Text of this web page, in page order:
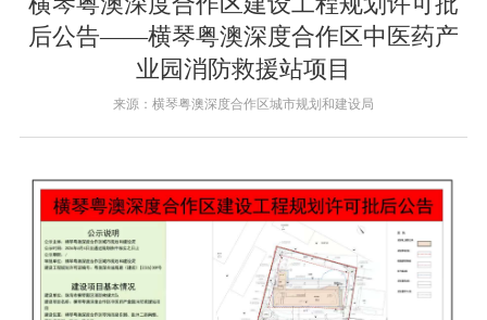
后公告——横琴粤澳深度合作区中医药产
业园消防救援站项目
来源：横琴粤澳深度合作区城市规划和建设局